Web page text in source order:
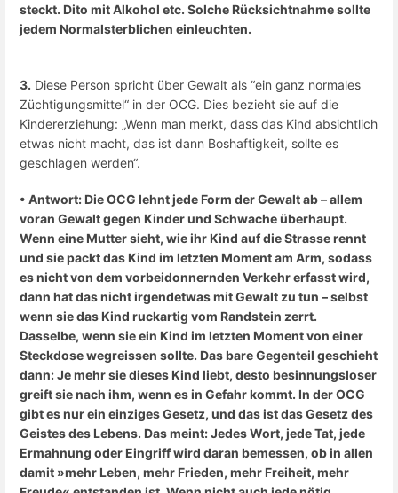
steckt. Dito mit Alkohol etc. Solche Rücksichtnahme sollte
jedem Normalsterblichen einleuchten.
3. Diese Person spricht über Gewalt als “ein ganz normales
Züchtigungsmittel“ in der OCG. Dies bezieht sie auf die
Kindererziehung: „Wenn man merkt, dass das Kind absichtlich
etwas nicht macht, das ist dann Boshaftigkeit, sollte es
geschlagen werden“.
• Antwort: Die OCG lehnt jede Form der Gewalt ab – allem
voran Gewalt gegen Kinder und Schwache überhaupt.
Wenn eine Mutter sieht, wie ihr Kind auf die Strasse rennt
und sie packt das Kind im letzten Moment am Arm, sodass
es nicht von dem vorbeidonnernden Verkehr erfasst wird,
dann hat das nicht irgendetwas mit Gewalt zu tun – selbst
wenn sie das Kind ruckartig vom Randstein zerrt.
Dasselbe, wenn sie ein Kind im letzten Moment von einer
Steckdose wegreissen sollte. Das bare Gegenteil geschieht
dann: Je mehr sie dieses Kind liebt, desto besinnungsloser
greift sie nach ihm, wenn es in Gefahr kommt. In der OCG
gibt es nur ein einziges Gesetz, und das ist das Gesetz des
Geistes des Lebens. Das meint: Jedes Wort, jede Tat, jede
Ermahnung oder Eingriff wird daran bemessen, ob in allen
damit »mehr Leben, mehr Frieden, mehr Freiheit, mehr